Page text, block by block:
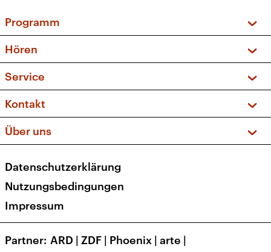
Programm
Sendungen und Podcasts
Musikliste
Kakadu – Das Kinderprogramm
Hören
Frequenzen (UKW + DAB+)
Service
FAQ
Apps
Newsletter
Veranstaltungen
Kontakt
Social Media
Über uns
Presse
Karriere
Transparenz
Datenschutzerklärung
Nutzungsbedingungen
Impressum
Partner ARD | ZDF | Phoenix | arte |